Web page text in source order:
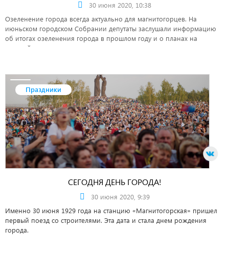
30 июня 2020, 10:38
Озеленение города всегда актуально для магнитогорцев. На
июньском городском Собрании депутаты заслушали информацию
об итогах озеленения города в прошлом году и о планах на
текущий год.
Праздники
СЕГОДНЯ ДЕНЬ ГОРОДА!
30 июня 2020, 9:39
Именно 30 июня 1929 года на станцию «Магнитогорская» пришел
первый поезд со строителями. Эта дата и стала днем рождения
города.